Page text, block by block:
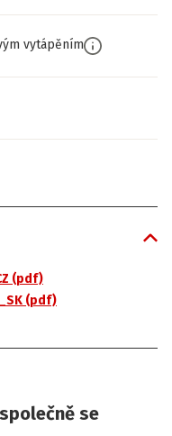
vytápěním
(pdf)
(pdf)
se